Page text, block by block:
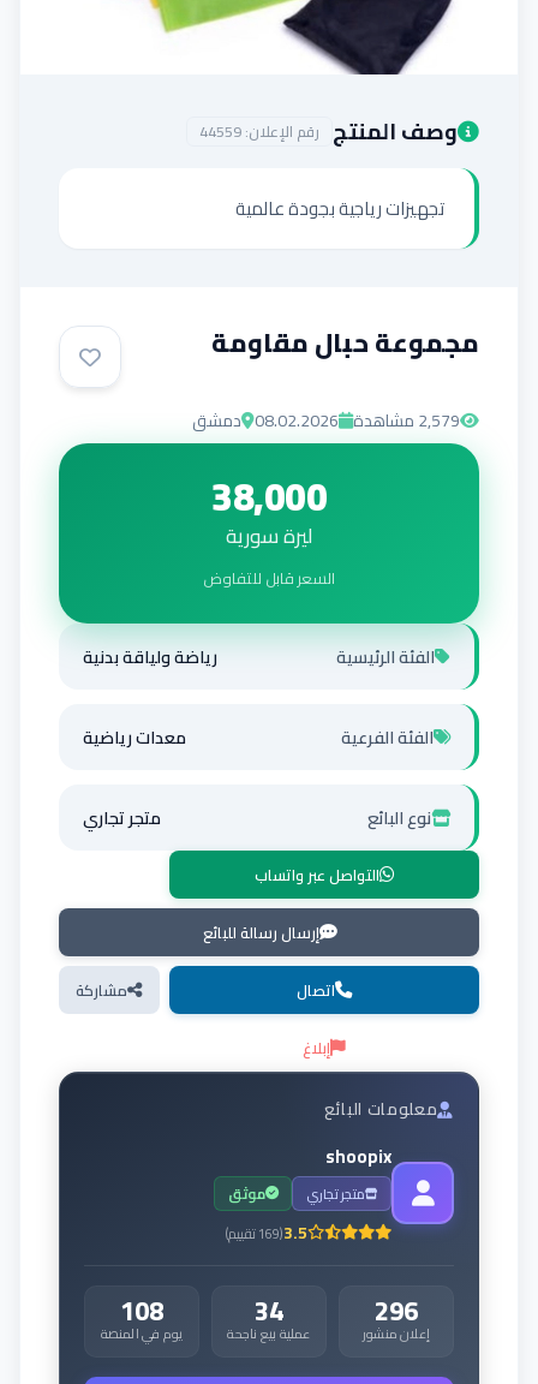
إضافة إعلان
وصف المنتج رقم الإعلان:44559
تجهيزات رياجية بجودة عالمية
مجموعة حبال مقاومة
2,579مشاهدة 08.02.2026 دمشق
38,000
ليرة سورية
السعر قابل للتفاوض
الفئة الرئيسية رياضة ولياقة بدنية
الفئة الفرعية معدات رياضية
نوع البائع متجر تجاري
التواصل عبر واتساب
إرسال رسالة للبائع
اتصال
مشاركة
إبلاغ
معلومات البائع
shoopix
متجر تجاري موثق
3.5
(
169تقييم)
296
إعلان منشور 34
عملية بيع ناجحة 108
يوم في المنصة